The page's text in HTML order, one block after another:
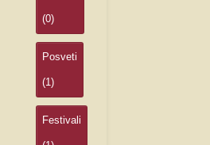
(0)
Posveti
(1)
Festivali